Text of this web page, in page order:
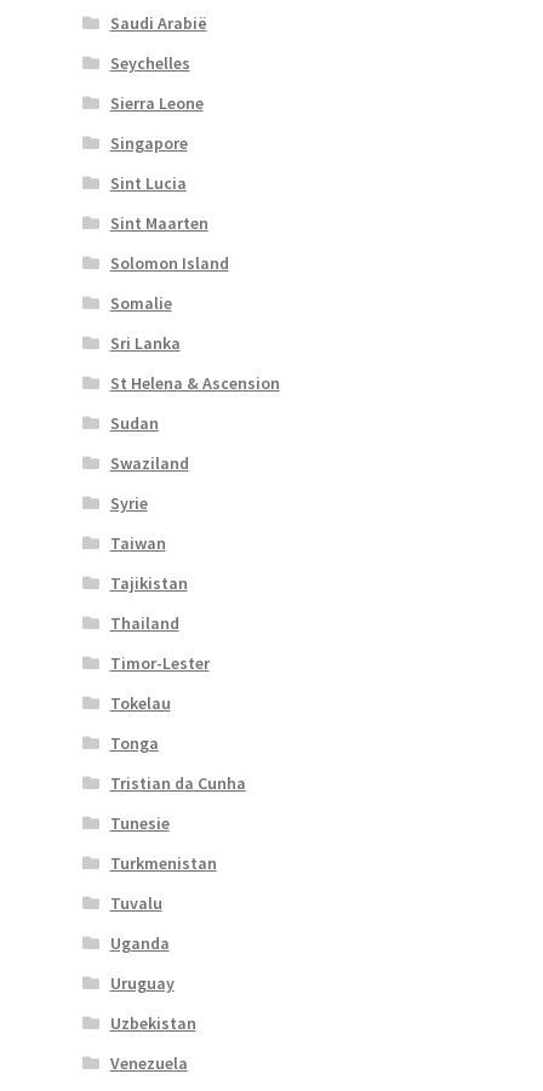
Saudi Arabië
Seychelles
Sierra Leone
Singapore
Sint Lucia
Sint Maarten
Solomon Island
Somalie
Sri Lanka
St Helena & Ascension
Sudan
Swaziland
Syrie
Taiwan
Tajikistan
Thailand
Timor-Lester
Tokelau
Tonga
Tristian da Cunha
Tunesie
Turkmenistan
Tuvalu
Uganda
Uruguay
Uzbekistan
Venezuela